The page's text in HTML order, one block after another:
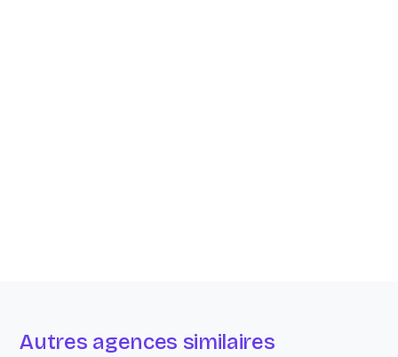
Autres agences similaires